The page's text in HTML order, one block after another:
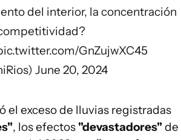
del interior, la concentración
GnZujwXC45
June 20, 2024
el exceso de lluvias registradas
, los efectos "devastadores"de